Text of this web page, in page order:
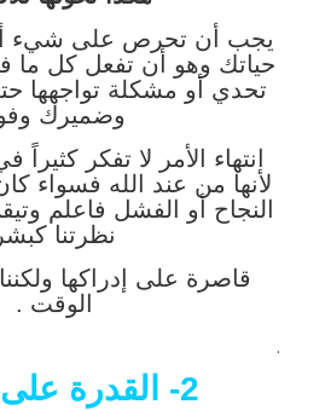
يجب أن تحرص على شيء
حياتك وهو أن تفعل كل
تحدي أو مشكلة تواجهها
وضميرك
انتهاء الأمر لا تفكر كثيراً
لأنها من عند الله فسواء
النجاح أو الفشل فاعلم
نظرتنا كبشر
قاصرة على إدراكها
الوقت .
.
2- القدرة على التعلم